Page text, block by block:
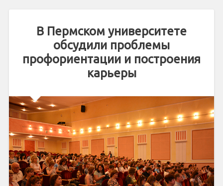
В Пермском университете
обсудили проблемы
профориентации и построения
карьеры